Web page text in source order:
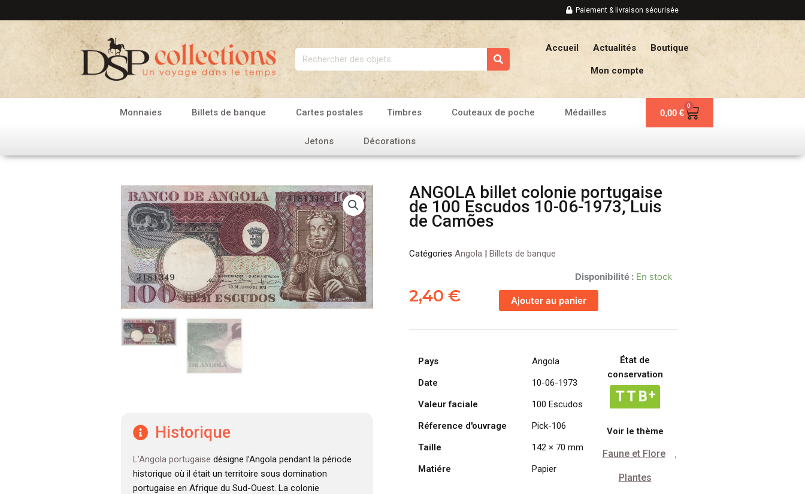
au
contenu
Paiement & livraison sécurisée
Rechercher
Accueil Actualités Boutique
Mon compte
Monnaies Billets de banque Cartes postales Timbres Couteaux de poche Médailles
Jetons Décorations
0,00 €
0
Panier
Historique
L’Angola portugaise désigne l’Angola pendant la période
historique où il était un territoire sous domination
portugaise en Afrique du Sud-Ouest. La colonie
ANGOLA billet colonie portugaise
de 100 Escudos 10-06-1973, Luis
de Camões
Catégories Angola | Billets de banque
2,40 €
Disponibilité : En stock
de
ANGOLA
colonie
1973,
Ajouter au panier
Pays
Angola
Date
10-06-1973
Valeur faciale
100 Escudos
Réference d'ouvrage
Pick-106
Taille
142 × 70 mm
Matiére
Papier
État de
conservation
Voir le thème
Faune et Flore ,
Plantes